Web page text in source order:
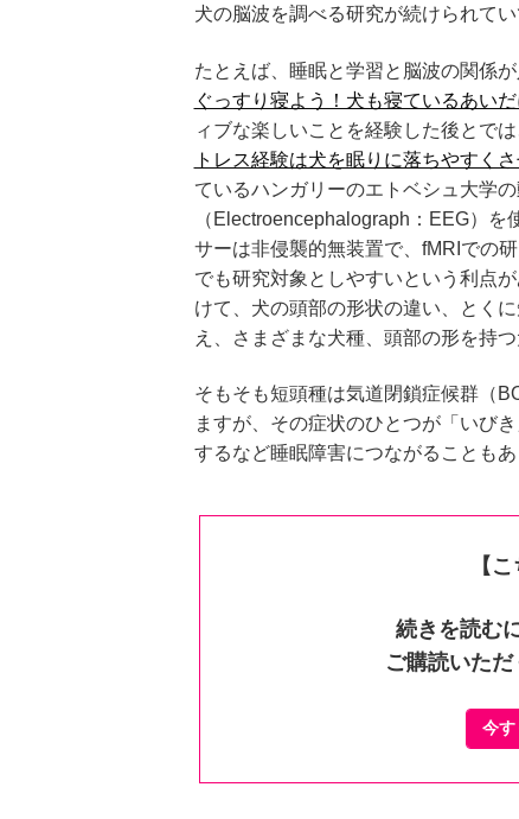
犬の脳波を調べる研究が続けられて
たとえば、睡眠と学習と脳波の関係
ぐっすり寝よう！犬も寝ているあい
ィブな楽しいことを経験した後とで
トレス経験は犬を眠りに落ちやすく
ているハンガリーのエトベシュ大学
（Electroencephalograph：EEG）
サーは非侵襲的無装置で、fMRIでの
でも研究対象としやすいという利点
けて、犬の頭部の形状の違い、とく
え、さまざまな犬種、頭部の形を持
そもそも短頭種は気道閉鎖症候群（
ますが、その症状のひとつが「いび
するなど睡眠障害につながることもあ
【
続きを読む
ご購読いただ
今す